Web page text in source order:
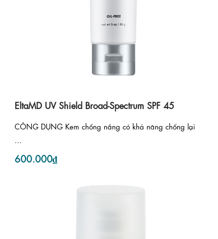
EltaMD UV Shield Broad-Spectrum SPF 45
CÔNG DỤNG Kem chống nắng có khả năng chống lại
600.000₫